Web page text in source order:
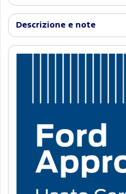
Descrizione e note